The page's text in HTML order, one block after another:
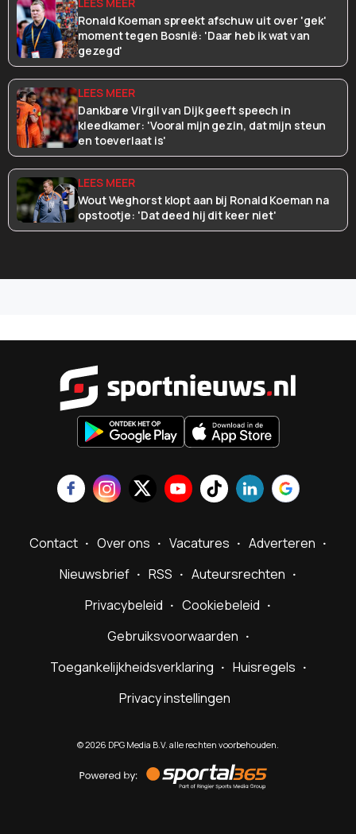
Ronald Koeman spreekt afschuw uit over 'gek'
moment tegen Bosnië: 'Daar heb ik wat van
gezegd'
Dankbare Virgil van Dijk geeft speech in
kleedkamer: 'Vooral mijn gezin, dat mijn steun
en toeverlaat is'
Wout Weghorst klopt aan bij Ronald Koeman na
opstootje: 'Dat deed hij dit keer niet'
Contact Over ons Vacatures
Adverteren
Nieuwsbrief
RSS
Auteursrechten
Privacybeleid
Cookiebeleid
Gebruiksvoorwaarden
Toegankelijkheidsverklaring
Huisregels
Privacy instellingen
©2026 DPG Media B.V. alle rechten voorbehouden.
by
Sportal365